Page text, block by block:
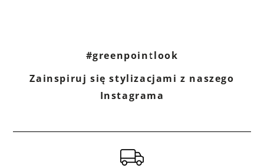
#greenpointlook
Zainspiruj się stylizacjami z naszego
Instagrama